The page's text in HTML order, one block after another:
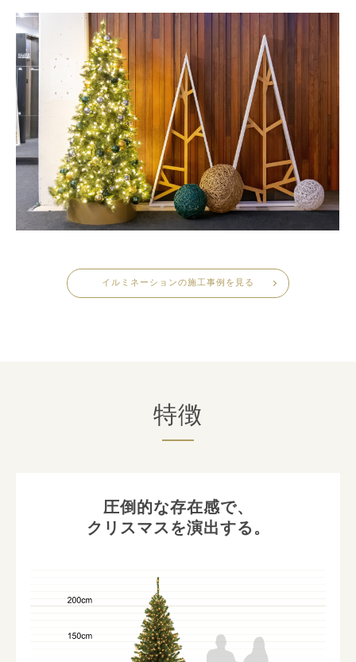
イルミネーションの施工事例を見る
特徴
圧倒的な存在感で、
クリスマスを演出する。